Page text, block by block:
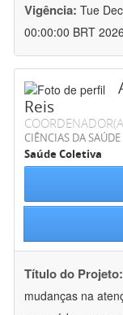
Vigência: Tue
00:00:00 BRT 2026
Reis
CIÊNCIAS DA SAÚDE
Saúde Coletiva
Título do Projeto:
mudanças na